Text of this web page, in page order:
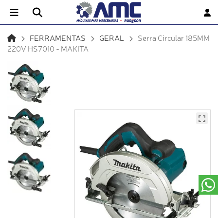
FERRAMENTAS GERAL
Serra Circular 185MM
220V HS7010 - MAKITA